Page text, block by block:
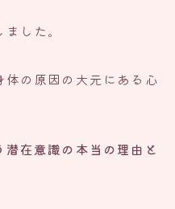
した。
の原因の大元にある心
潜在意識の本当の理由と